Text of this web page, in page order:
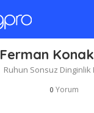
Ferman
Ruhun Sonsuz Dinginlik
0 Yorum